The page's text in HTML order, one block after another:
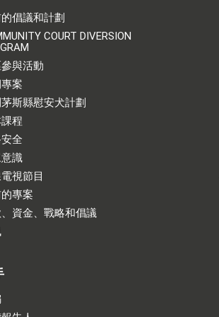
倡議和計劃
COURT DIVERSION
與活動
案
斯縣慰安犬計劃
程
全
識
視節目
專案
資金、戰略和倡議